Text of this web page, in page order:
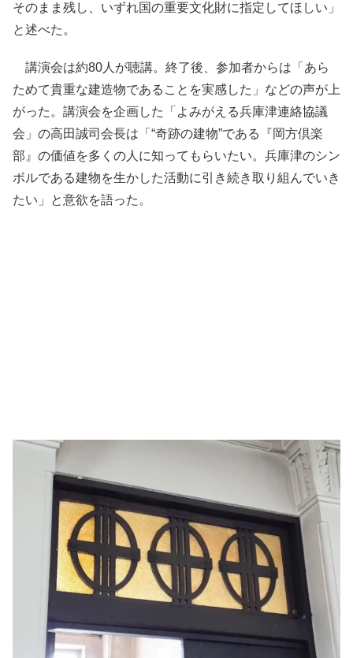
そのまま残し、いずれ国の重要文化財に指定してほしい」
と述べた。
講演会は約80人が聴講。終了後、参加者からは「あら
ためて貴重な建造物であることを実感した」などの声が上
がった。講演会を企画した「よみがえる兵庫津連絡協議
会」の高田誠司会長は「“奇跡の建物”である『岡方倶楽
部』の価値を多くの人に知ってもらいたい。兵庫津のシン
ボルである建物を生かした活動に引き続き取り組んでいき
たい」と意欲を語った。